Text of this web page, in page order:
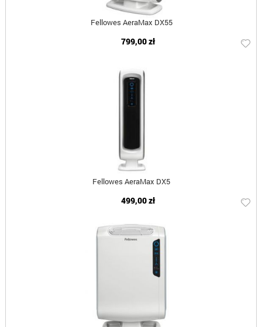
Fellowes AeraMax DX55
799,00 zł
Fellowes AeraMax DX5
499,00 zł